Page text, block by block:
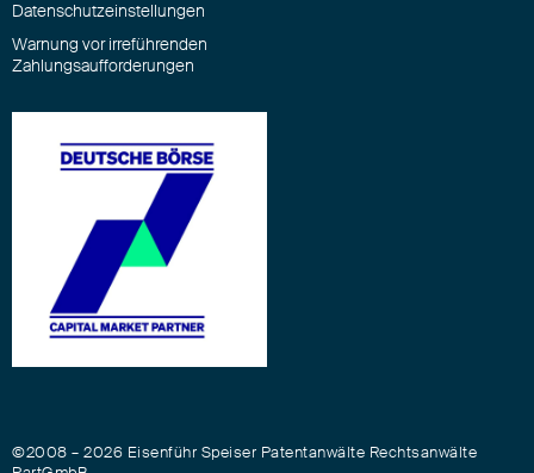
Datenschutzeinstellungen
Warnung vor irreführenden
Zahlungsaufforderungen
©2008 – 2026 Eisenführ Speiser Patentanwälte Rechtsanwälte